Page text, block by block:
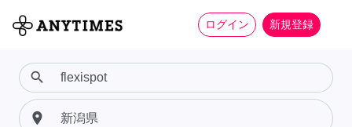
ログイン 新規登録
search
place